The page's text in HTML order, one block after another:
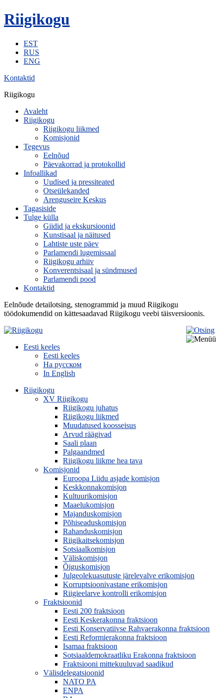
Riigikogu
EST
RUS
ENG
Kontaktid
Riigikogu
Avaleht
Riigikogu
Riigikogu liikmed
Komisjonid
Tegevus
Eelnõud
Päevakorrad ja protokollid
Infoallikad
Uudised ja pressiteated
Otseülekanded
Arenguseire Keskus
Tagasiside
Tulge külla
Giidid ja ekskursioonid
Kunstisaal ja näitused
Lahtiste uste päev
Parlamendi lugemissaal
Riigikogu arhiiv
Konverentsisaal ja sündmused
Parlamendi pood
Kontaktid
Eelnõude detailotsing, stenogrammid ja muud Riigikogu
töödokumendid on kättesaadavad Riigikogu veebi täisversioonis.
Eesti keeles
Eesti keeles
На русском
In English
Riigikogu
XV Riigikogu
Riigikogu juhatus
Riigikogu liikmed
Muudatused koosseisus
Arvud räägivad
Saali plaan
Palgaandmed
Riigikogu liikme hea tava
Komisjonid
Euroopa Liidu asjade komisjon
Keskkonnakomisjon
Kultuurikomisjon
Maaelukomisjon
Majanduskomisjon
Põhiseaduskomisjon
Rahanduskomisjon
Riigikaitsekomisjon
Sotsiaalkomisjon
Väliskomisjon
Õiguskomisjon
Julgeolekuasutuste järelevalve erikomisjon
Korruptsioonivastane erikomisjon
Riigieelarve kontrolli erikomisjon
Fraktsioonid
Eesti 200 fraktsioon
Eesti Keskerakonna fraktsioon
Eesti Konservatiivse Rahvaerakonna fraktsioon
Eesti Reformierakonna fraktsioon
Isamaa fraktsioon
Sotsiaaldemokraatliku Erakonna fraktsioon
Fraktsiooni mittekuuluvad saadikud
Välisdelegatsioonid
NATO PA
ENPA